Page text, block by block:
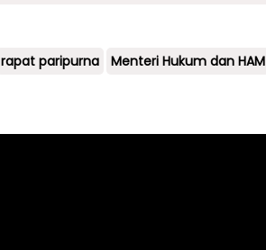
rapat paripurna Menteri Hukum dan HAM